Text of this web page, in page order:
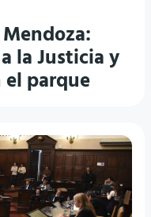
la Justicia y
parque